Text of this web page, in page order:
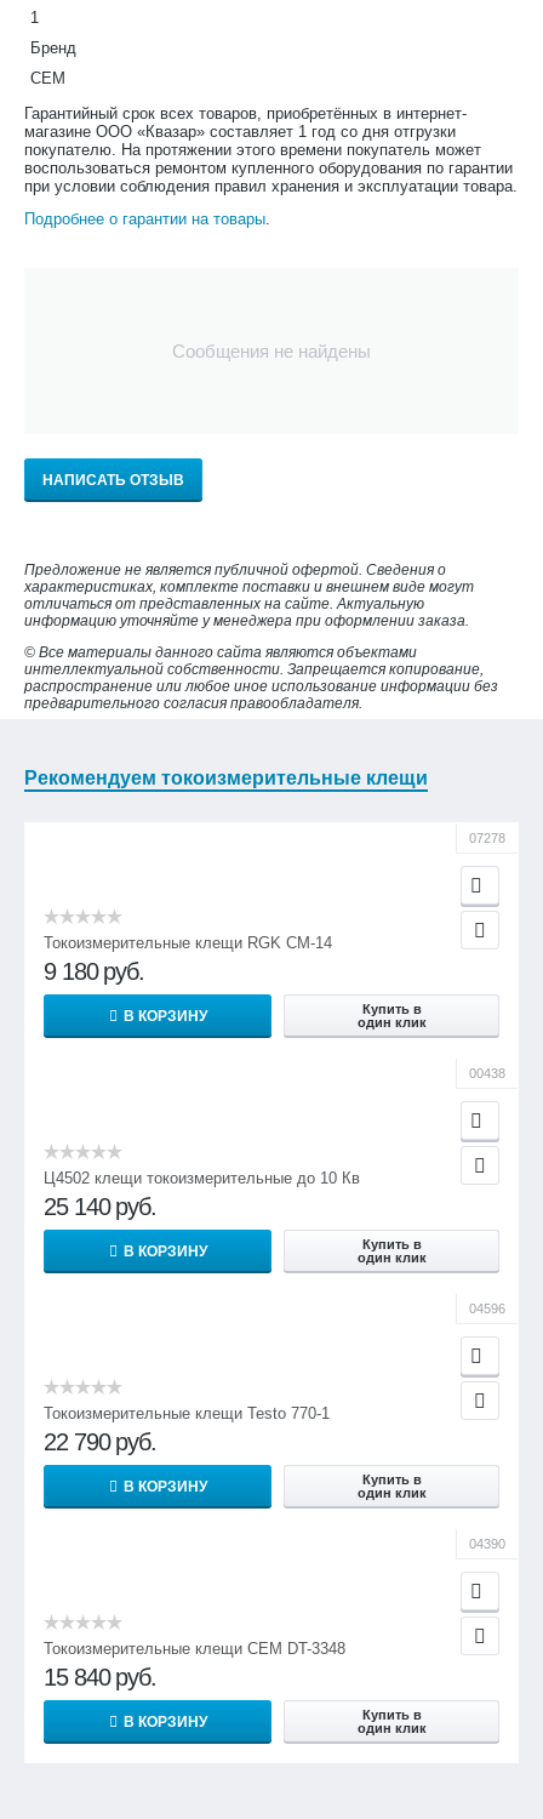
1
Бренд
CEM
Гарантийный срок всех товаров, приобретённых в интернет-
магазине ООО «Квазар» составляет 1 год со дня отгрузки
покупателю. На протяжении этого времени покупатель может
воспользоваться ремонтом купленного оборудования по гарантии
при условии соблюдения правил хранения и эксплуатации товара.
Подробнее о гарантии на товары.
Сообщения не найдены
НАПИСАТЬ ОТЗЫВ
Предложение не является публичной офертой. Сведения о
характеристиках, комплекте поставки и внешнем виде могут
отличаться от представленных на сайте. Актуальную
информацию уточняйте у менеджера при оформлении заказа.
© Все материалы данного сайта являются объектами
интеллектуальной собственности. Запрещается копирование,
распространение или любое иное использование информации без
предварительного согласия правообладателя.
Рекомендуем токоизмерительные клещи
07278
Токоизмерительные клещи RGK CM-14
9 180 руб.
В КОРЗИНУ
Купить в
один клик
00438
Ц4502 клещи токоизмерительные до 10 Кв
25 140 руб.
В КОРЗИНУ
Купить в
один клик
04596
Токоизмерительные клещи Testo 770-1
22 790 руб.
В КОРЗИНУ
Купить в
один клик
04390
Токоизмерительные клещи CEM DT-3348
15 840 руб.
В КОРЗИНУ
Купить в
один клик